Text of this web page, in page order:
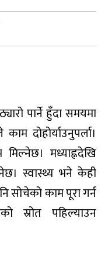
पार्ने हुँदा समयमा
दोहोर्याउनुपर्ला।
मध्याह्नदेखि
स्वास्थ्य भने केही
सोचेको काम पूरा गर्न
स्रोत पहिल्याउन